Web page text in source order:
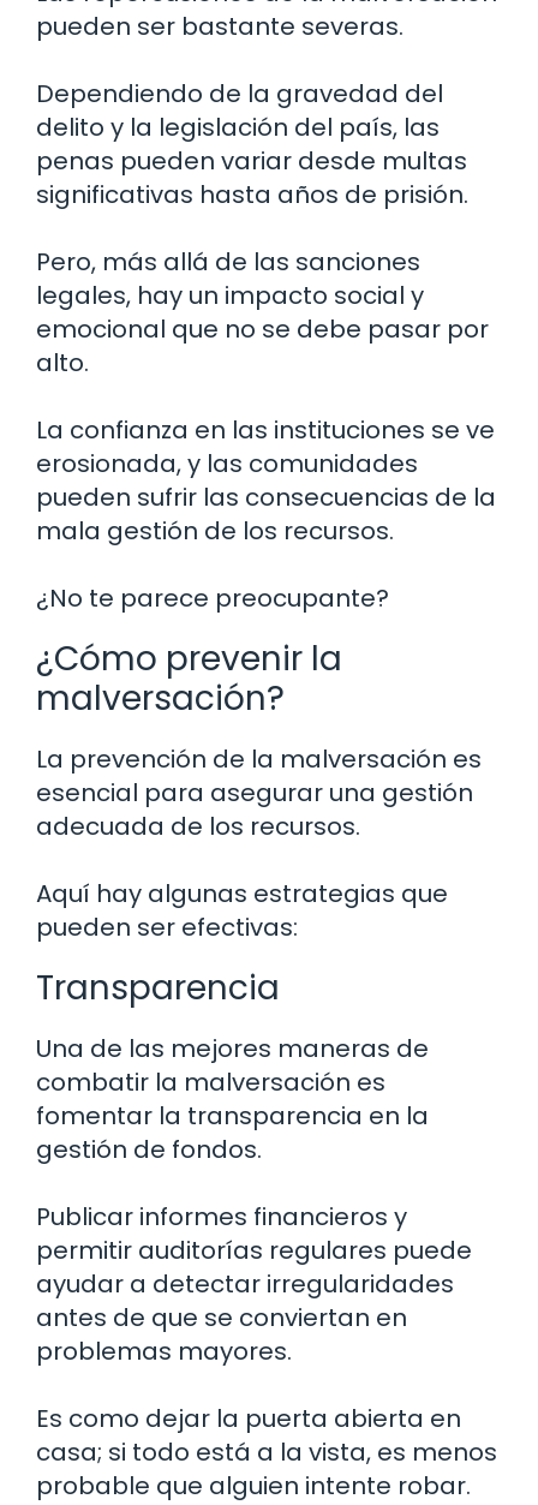
pueden ser bastante severas.
Dependiendo de la gravedad del
delito y la legislación del país, las
penas pueden variar desde multas
significativas hasta años de prisión.
Pero, más allá de las sanciones
legales, hay un impacto social y
emocional que no se debe pasar por
alto.
La confianza en las instituciones se ve
erosionada, y las comunidades
pueden sufrir las consecuencias de la
mala gestión de los recursos.
¿No te parece preocupante?
¿Cómo prevenir la
malversación?
La prevención de la malversación es
esencial para asegurar una gestión
adecuada de los recursos.
Aquí hay algunas estrategias que
pueden ser efectivas:
Transparencia
Una de las mejores maneras de
combatir la malversación es
fomentar la transparencia en la
gestión de fondos.
Publicar informes financieros y
permitir auditorías regulares puede
ayudar a detectar irregularidades
antes de que se conviertan en
problemas mayores.
Es como dejar la puerta abierta en
casa; si todo está a la vista, es menos
probable que alguien intente robar.